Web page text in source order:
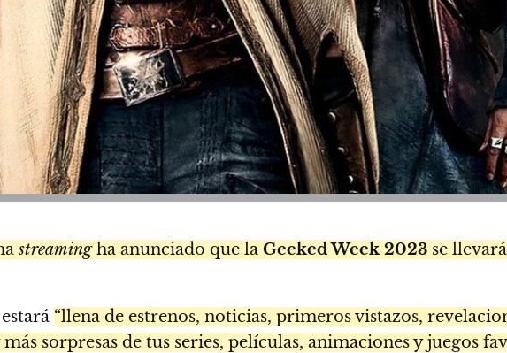
streamingha anunciado que la Geeked Week 2023 se
“llena de estrenos, noticias, primeros vistazos,
sorpresas de tus series, películas, animaciones y juegos